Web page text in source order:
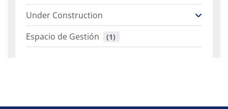
Under Construction
Espacio de Gestión
(1)